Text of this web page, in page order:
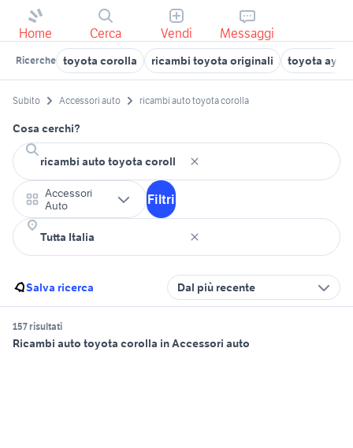
Home Cerca Vendi Messaggi
Ricerche toyota corolla ricambi toyota originali toyota aygo
Subito Accessori auto ricambi auto toyota corolla
Cosa cerchi?
Accessori
Auto
Filtri
Salva ricerca Dal più recente
157 risultati
Ricambi auto toyota corolla in Accessori auto